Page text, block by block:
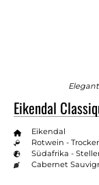
Eikendal
Eikendal
Rotwein -
Südafrika -
Cabernet